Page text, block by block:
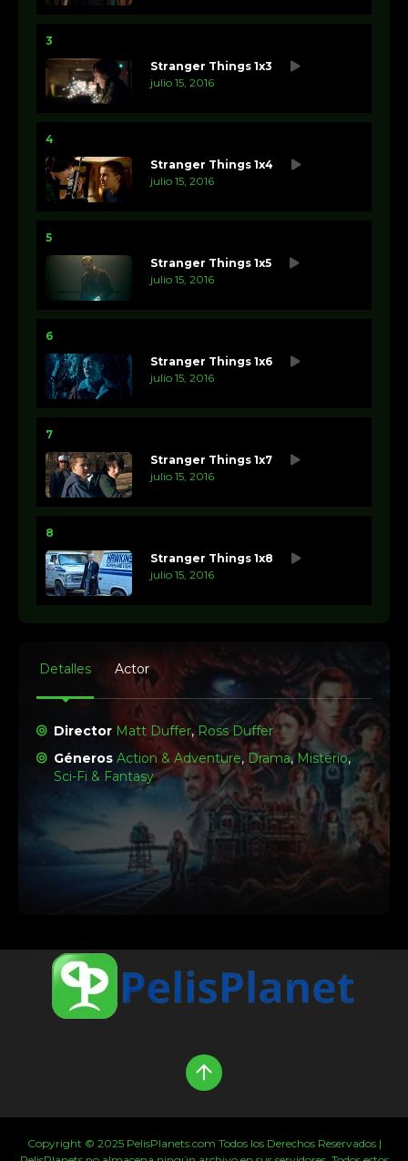
3
Stranger Things 1x3
julio 15, 2016
4
Stranger Things 1x4
julio 15, 2016
5
Stranger Things 1x5
julio 15, 2016
6
Stranger Things 1x6
julio 15, 2016
7
Stranger Things 1x7
julio 15, 2016
8
Stranger Things 1x8
julio 15, 2016
Detalles Actor
Director Matt Duffer, Ross Duffer
Géneros Action & Adventure, Drama, Misterio,
Sci-Fi & Fantasy
Copyright © 2025 PelisPlanets.com Todos los Derechos Reservados |